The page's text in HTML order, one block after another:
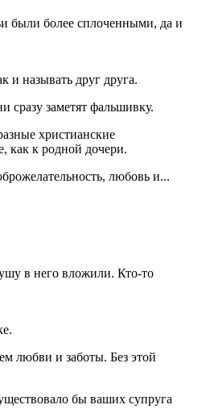
были более сплоченными, да и
и называть друг друга.
сразу заметят фальшивку.
христианские
как к родной дочери.
любовь и...
в него вложили. Кто-то
любви и заботы. Без этой
бы ваших супруга